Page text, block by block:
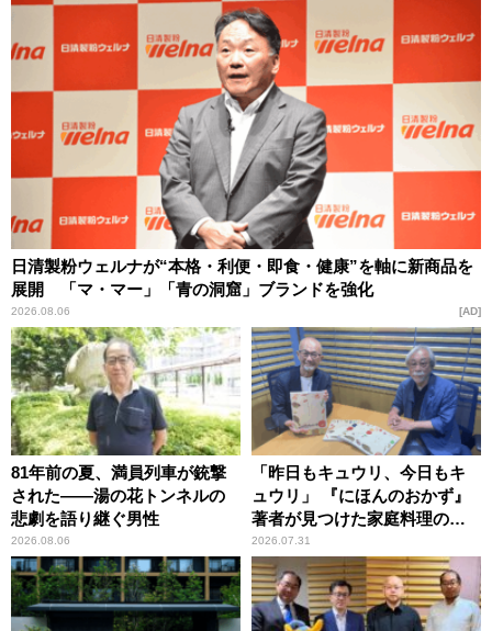
日清製粉ウェルナが“本格・利便・即食・健康”を軸に新商品を
展開 「マ・マー」「青の洞窟」ブランドを強化
2026.08.06 AD
81年前の夏、満員列車が銃撃
された――湯の花トンネルの
悲劇を語り継ぐ男性
2026.08.06
「昨日もキュウリ、今日もキ
ュウリ」 『にほんのおかず』
著者が見つけた家庭料理の知
恵
2026.07.31